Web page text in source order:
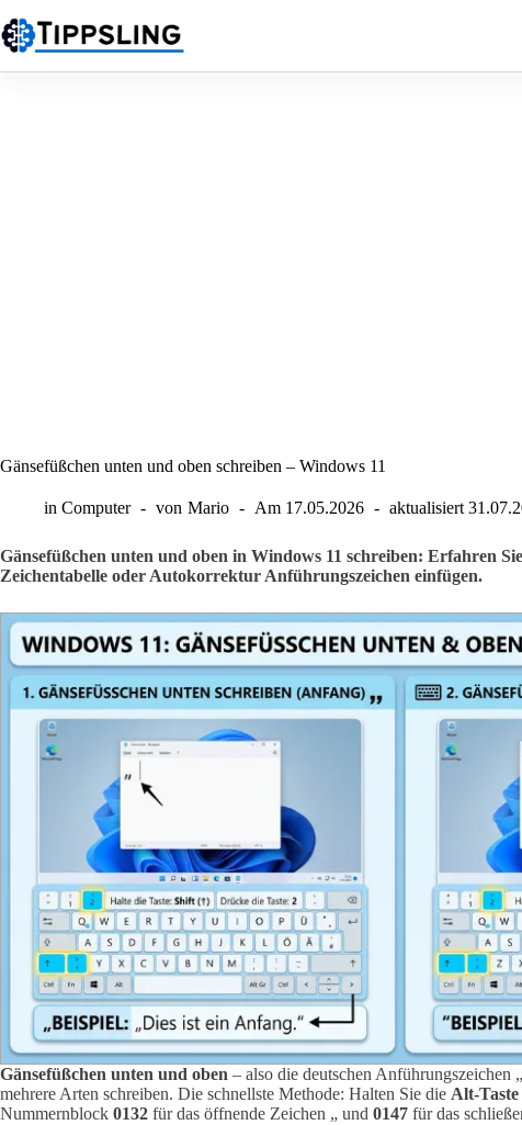
Inhalt
springen
Gänsefüßchen unten und oben schreiben – Windows 11
in Computer von Mario Am 17.05.2026 aktualisiert
Gänsefüßchen unten und oben in Windows 11 schreiben: Erfahren
Zeichentabelle oder Autokorrektur Anführungszeichen einfügen.
Gänsefüßchen unten und oben – also die deutschen Anführungszeichen
mehrere Arten schreiben. Die schnellste Methode: Halten Sie die Alt-Taste
Nummernblock 0132 für das öffnende Zeichen „ und 0147 für das